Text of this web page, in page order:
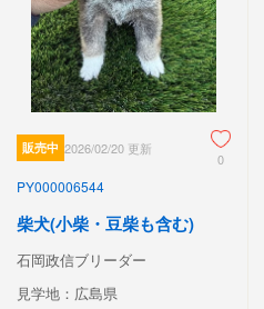
販売中 2026/02/20 更新
0
PY000006544
柴犬(小柴・豆柴も含む)
石岡政信ブリーダー
見学地：広島県